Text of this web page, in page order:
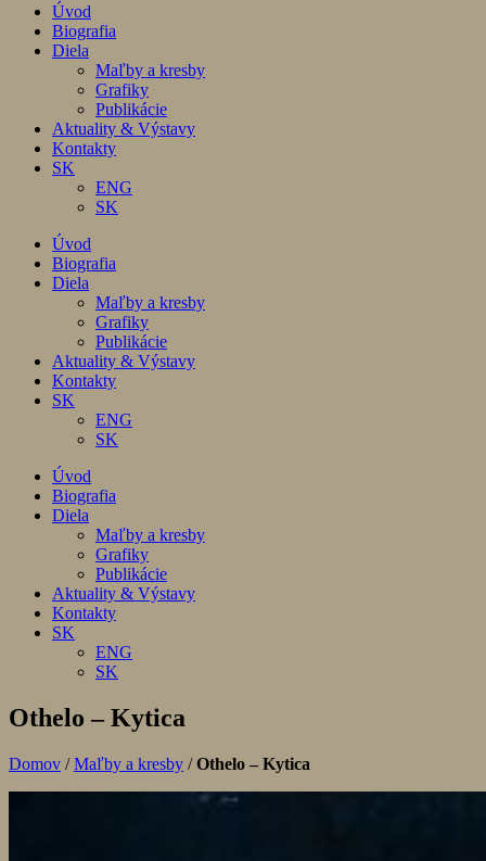
Úvod
Biografia
Diela
Maľby a kresby
Grafiky
Publikácie
Aktuality & Výstavy
Kontakty
SK
ENG
SK
Úvod
Biografia
Diela
Maľby a kresby
Grafiky
Publikácie
Aktuality & Výstavy
Kontakty
SK
ENG
SK
Úvod
Biografia
Diela
Maľby a kresby
Grafiky
Publikácie
Aktuality & Výstavy
Kontakty
SK
ENG
SK
Othelo – Kytica
Domov /Maľby a kresby /Othelo – Kytica